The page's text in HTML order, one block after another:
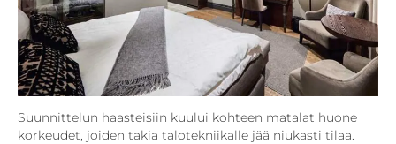
Suunnittelun haasteisiin kuului kohteen matalat huone
korkeudet, joiden takia talotekniikalle jää niukasti tilaa.